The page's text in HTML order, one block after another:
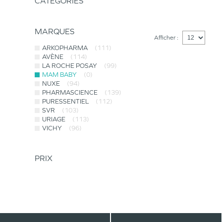
MARQUES
ARKOPHARMA
(111)
AVÈNE
(114)
LA ROCHE POSAY
(99)
MAM BABY
(0)
NUXE
(94)
PHARMASCIENCE
(139)
PURESSENTIEL
(112)
SVR
(103)
URIAGE
(113)
VICHY
(96)
PRIX
Afficher :